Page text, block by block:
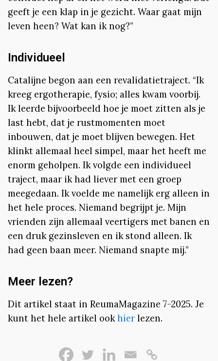
geeft je een klap in je gezicht. Waar gaat mijn
leven heen? Wat kan ik nog?”
Individueel
Catalijne begon aan een revalidatietraject. “Ik
kreeg ergotherapie, fysio; alles kwam voorbij.
Ik leerde bijvoorbeeld hoe je moet zitten als je
last hebt, dat je rustmomenten moet
inbouwen, dat je moet blijven bewegen. Het
klinkt allemaal heel simpel, maar het heeft me
enorm geholpen. Ik volgde een individueel
traject, maar ik had liever met een groep
meegedaan. Ik voelde me namelijk erg alleen in
het hele proces. Niemand begrijpt je. Mijn
vrienden zijn allemaal veertigers met banen en
een druk gezinsleven en ik stond alleen. Ik
had geen baan meer. Niemand snapte mij.”
Meer lezen?
Dit artikel staat in ReumaMagazine 7-2025. Je
kunt het hele artikel ookhierlezen.